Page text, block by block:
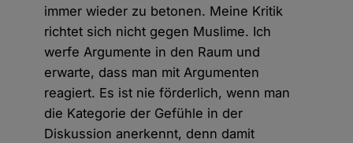
immer wieder zu betonen. Meine Kritik
richtet sich nicht gegen Muslime. Ich
werfe Argumente in den Raum und
erwarte, dass man mit Argumenten
reagiert. Es ist nie förderlich, wenn man
die Kategorie der Gefühle in der
Diskussion anerkennt, denn damit